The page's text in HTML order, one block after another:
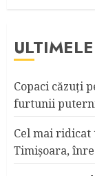
Copaci căzuţi
furtunii
Cel mai
Timişoara,